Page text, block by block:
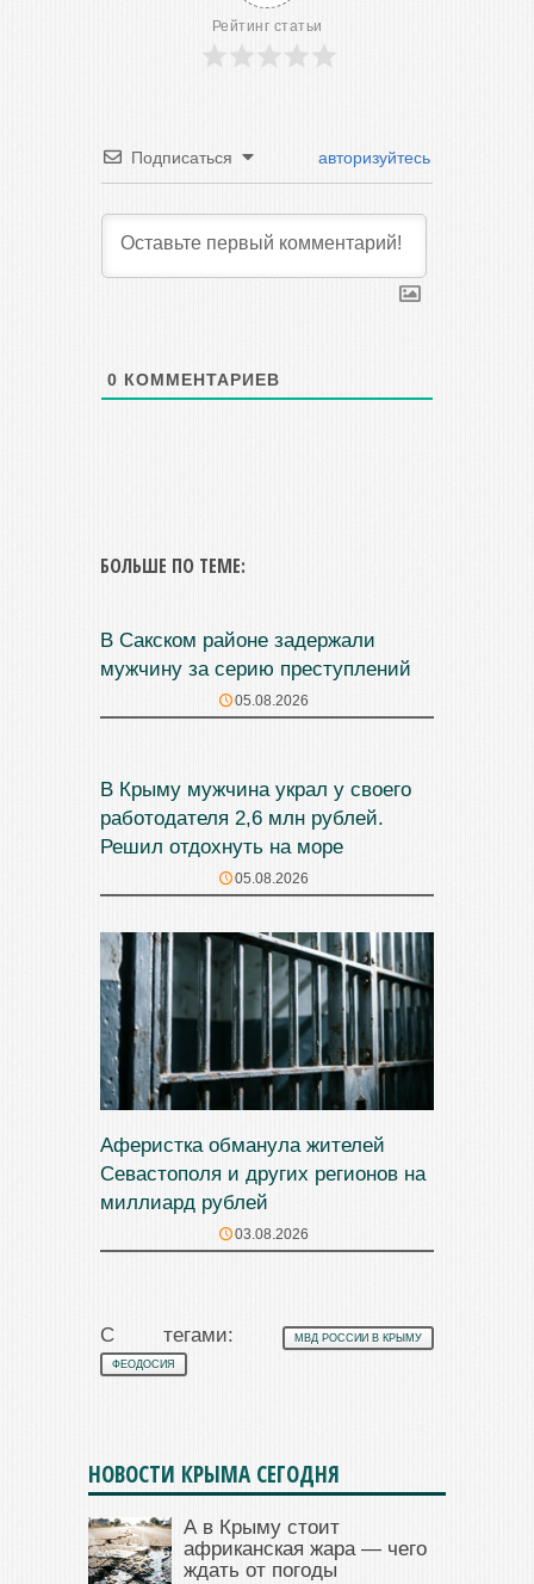
Рейтинг статьи
Подписаться авторизуйтесь
0 КОММЕНТАРИЕВ
БОЛЬШЕ ПО ТЕМЕ:
В Сакском районе задержали
мужчину за серию преступлений
05.08.2026
В Крыму мужчина украл у своего
работодателя 2,6 млн рублей.
Решил отдохнуть на море
05.08.2026
Аферистка обманула жителей
Севастополя и других регионов на
миллиард рублей
03.08.2026
С тегами: МВД РОССИИ В КРЫМУ
ФЕОДОСИЯ
НОВОСТИ КРЫМА СЕГОДНЯ
А в Крыму стоит
африканская жара — чего
ждать от погоды